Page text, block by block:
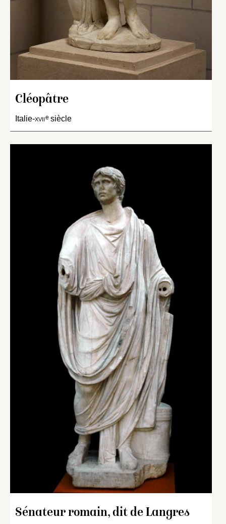
Cléopâtre
Italie-xviie siècle
Sénateur romain, dit de Langres